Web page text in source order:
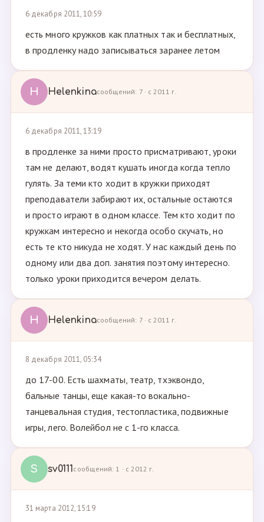
6 декабря 2011, 10:59
есть много кружков как платных так и бесплатных,
в продленку надо записываться заранее летом
H Helenkinaсообщений: 7 · с 2011 г.
6 декабря 2011, 13:19
в продленке за ними просто присматривают, уроки
там не делают, водят кушать иногда когда тепло
гулять. За теми кто ходит в кружки приходят
преподаватели забирают их, остальные остаются
и просто играют в одном классе. Тем кто ходит по
кружкам интересно и некогда особо скучать, но
есть те кто никуда не ходят. У нас каждый день по
одному или два доп. занятия поэтому интересно.
только уроки приходится вечером делать.
H Helenkinaсообщений: 7 · с 2011 г.
8 декабря 2011, 05:34
до 17-00. Есть шахматы, театр, тхэквондо,
бальные танцы, еще какая-то вокально-
танцевальная студия, тестопластика, подвижные
игры, лего. Волейбол не с 1-го класса.
S sv0111сообщений: 1 · с 2012 г.
31 марта 2012, 15:19